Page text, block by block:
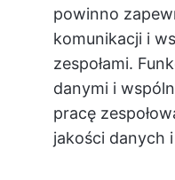
powinno
komunikacji i
zespołami.
danymi i
pracę
jakości danych